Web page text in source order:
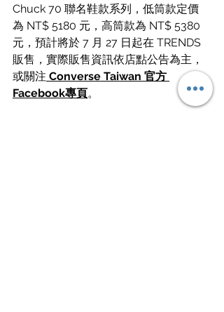
Chuck 70 聯名鞋款系列，低筒款定價
為 NT$ 5180 元，高筒款為 NT$ 5380
元，預計將於 7 月 27 日起在 TRENDS
販售，實際販售資訊依店點公告為主，
或關注 Converse Taiwan 官方
Facebook專頁。